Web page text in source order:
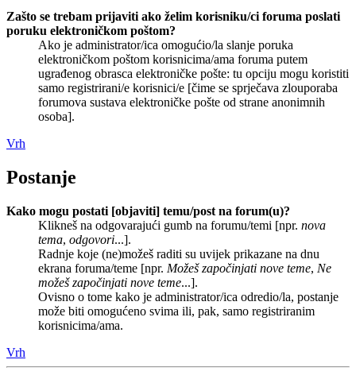
Zašto se trebam prijaviti ako želim korisniku/ci foruma poslati
poruku elektroničkom poštom?
Ako je administrator/ica omogućio/la slanje poruka
elektroničkom poštom korisnicima/ama foruma putem
ugrađenog obrasca elektroničke pošte: tu opciju mogu koristiti
samo registrirani/e korisnici/e [čime se sprječava zlouporaba
forumova sustava elektroničke pošte od strane anonimnih
osoba].
Vrh
Postanje
Kako mogu postati [objaviti] temu/post na forum(u)?
Klikneš na odgovarajući gumb na forumu/temi [npr. nova
tema, odgovori...].
Radnje koje (ne)možeš raditi su uvijek prikazane na dnu
ekrana foruma/teme [npr. Možeš započinjati nove teme, Ne
možeš započinjati nove teme...].
Ovisno o tome kako je administrator/ica odredio/la, postanje
može biti omogućeno svima ili, pak, samo registriranim
korisnicima/ama.
Vrh